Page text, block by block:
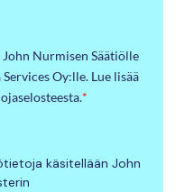
Nurmisen Säätiölle
Oy:lle. Lue lisää
*
käsitellään John